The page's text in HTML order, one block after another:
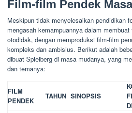
Film-film Pendek
Meskipun tidak menyelesaikan pendidikan
mengasah kemampuannya dalam
otodidak, dengan memproduksi film-film
kompleks dan ambisius. Berikut adalah
dibuat Spielberg di masa mudanya, yang
dan temanya:
FILM
PENDEK
TAHUN SINOPSIS